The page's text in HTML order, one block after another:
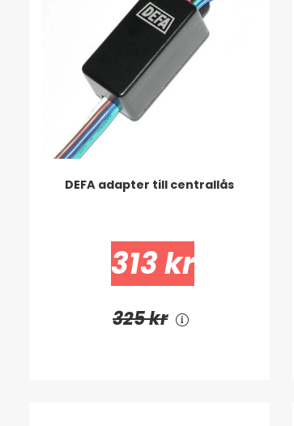
DEFA adapter till centrallås
313 kr
325 kr